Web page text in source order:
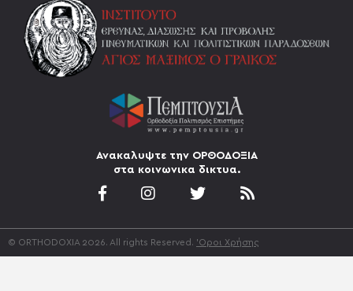
Ανακαλυψτε την ΟΡΘΟΔΟΞΙΑ
στα κοινωνικα δικτυα.
© ORTHODOXIA 2026. All rights Reserved. 'Οροι Χρήσης